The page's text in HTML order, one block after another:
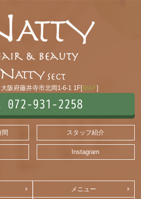
阪府藤井寺市北岡1-6-1 1F[MAP]
072-931-2258
間 スタッフ紹介
Instagram
メニュー